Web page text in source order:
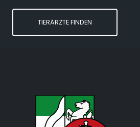
TIERÄRZTE FINDEN